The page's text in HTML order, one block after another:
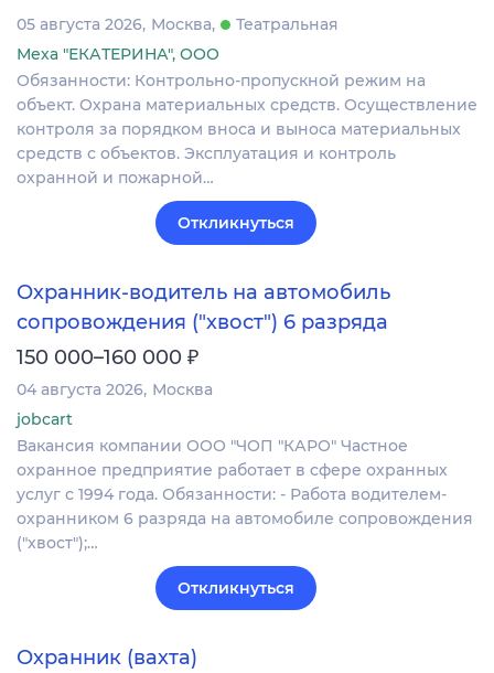
05 августа 2026 Москва
Театральная
Меха "ЕКАТЕРИНА", ООО
Обязанности: Контрольно-пропускной режим на
объект. Охрана материальных средств. Осуществление
контроля за порядком вноса и выноса материальных
средств с объектов. Эксплуатация и контроль
охранной и пожарной…
Откликнуться
Охранник-водитель на автомобиль
сопровождения ("хвост") 6 разряда
150 000–160 000 ₽
04 августа 2026 Москва
jobcart
Вакансия компании ООО "ЧОП "КАРО" Частное
охранное предприятие работает в сфере охранных
услуг с 1994 года. Обязанности: - Работа водителем-
охранником 6 разряда на автомобиле сопровождения
("хвост");…
Откликнуться
Охранник (вахта)